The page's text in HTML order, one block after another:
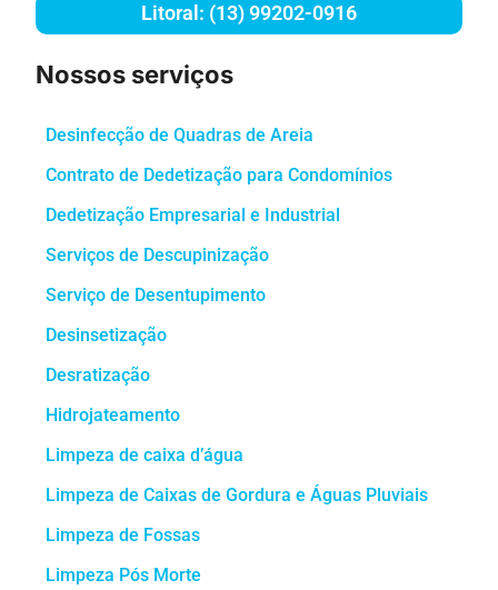
Litoral: (13) 99202-0916
Nossos serviços
Desinfecção de Quadras de Areia
Contrato de Dedetização para Condomínios
Dedetização Empresarial e Industrial
Serviços de Descupinização
Serviço de Desentupimento
Desinsetização
Desratização
Hidrojateamento
Limpeza de caixa d’água
Limpeza de Caixas de Gordura e Águas Pluviais
Limpeza de Fossas
Limpeza Pós Morte